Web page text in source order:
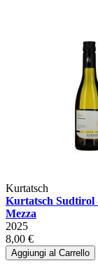
Kurtatsch
Kurtatsch
Mezza
2025
8,00 €
Aggiungi al Carrello